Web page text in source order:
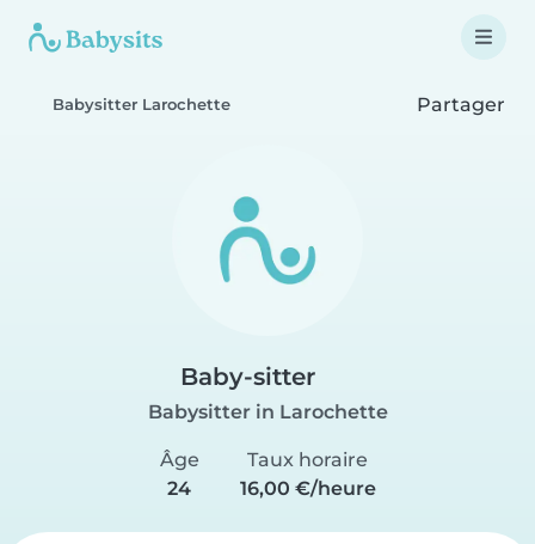
Babysitter Larochette Partager
Baby-sitter
Babysitter in Larochette
Âge
24
Taux horaire
16,00 €/heure